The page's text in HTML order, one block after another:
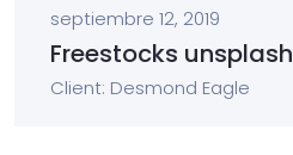
septiembre 12, 2019
Freestocks unsplash
Client: Desmond Eagle